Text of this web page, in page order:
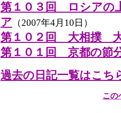
第１０３回 ロシアの
ア （2007年4月10日）
第１０２回 大相撲
第１０１回 京都の節
過去の日記一覧はこち
この